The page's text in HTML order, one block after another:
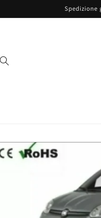
Passa alle
informazioni
sul prodotto